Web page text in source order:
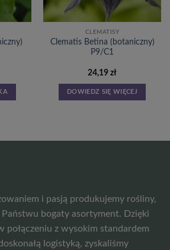
CLEMATISY
Clematis Betina (botaniczny)
P9/C1
24,19 zł
DOWIEDZ SIĘ WIĘCEJ
i pasją produkujemy rośliny,
bogaty asortyment. Dzięki
połączeniu z wysokim standardem
logistyką, zyskaliśmy